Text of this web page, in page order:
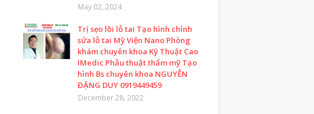
May 02, 2024
Trị sẹo lồi lỗ tai Tạo hình chỉnh
sửa lỗ tai Mỹ Viện Nano Phòng
khám chuyên khoa Kỹ Thuật Cao
IMedic Phẫu thuật thẩm mỹ Tạo
hình Bs chuyên khoa NGUYỄN
ĐẶNG DUY 0919449459
December 28, 2022